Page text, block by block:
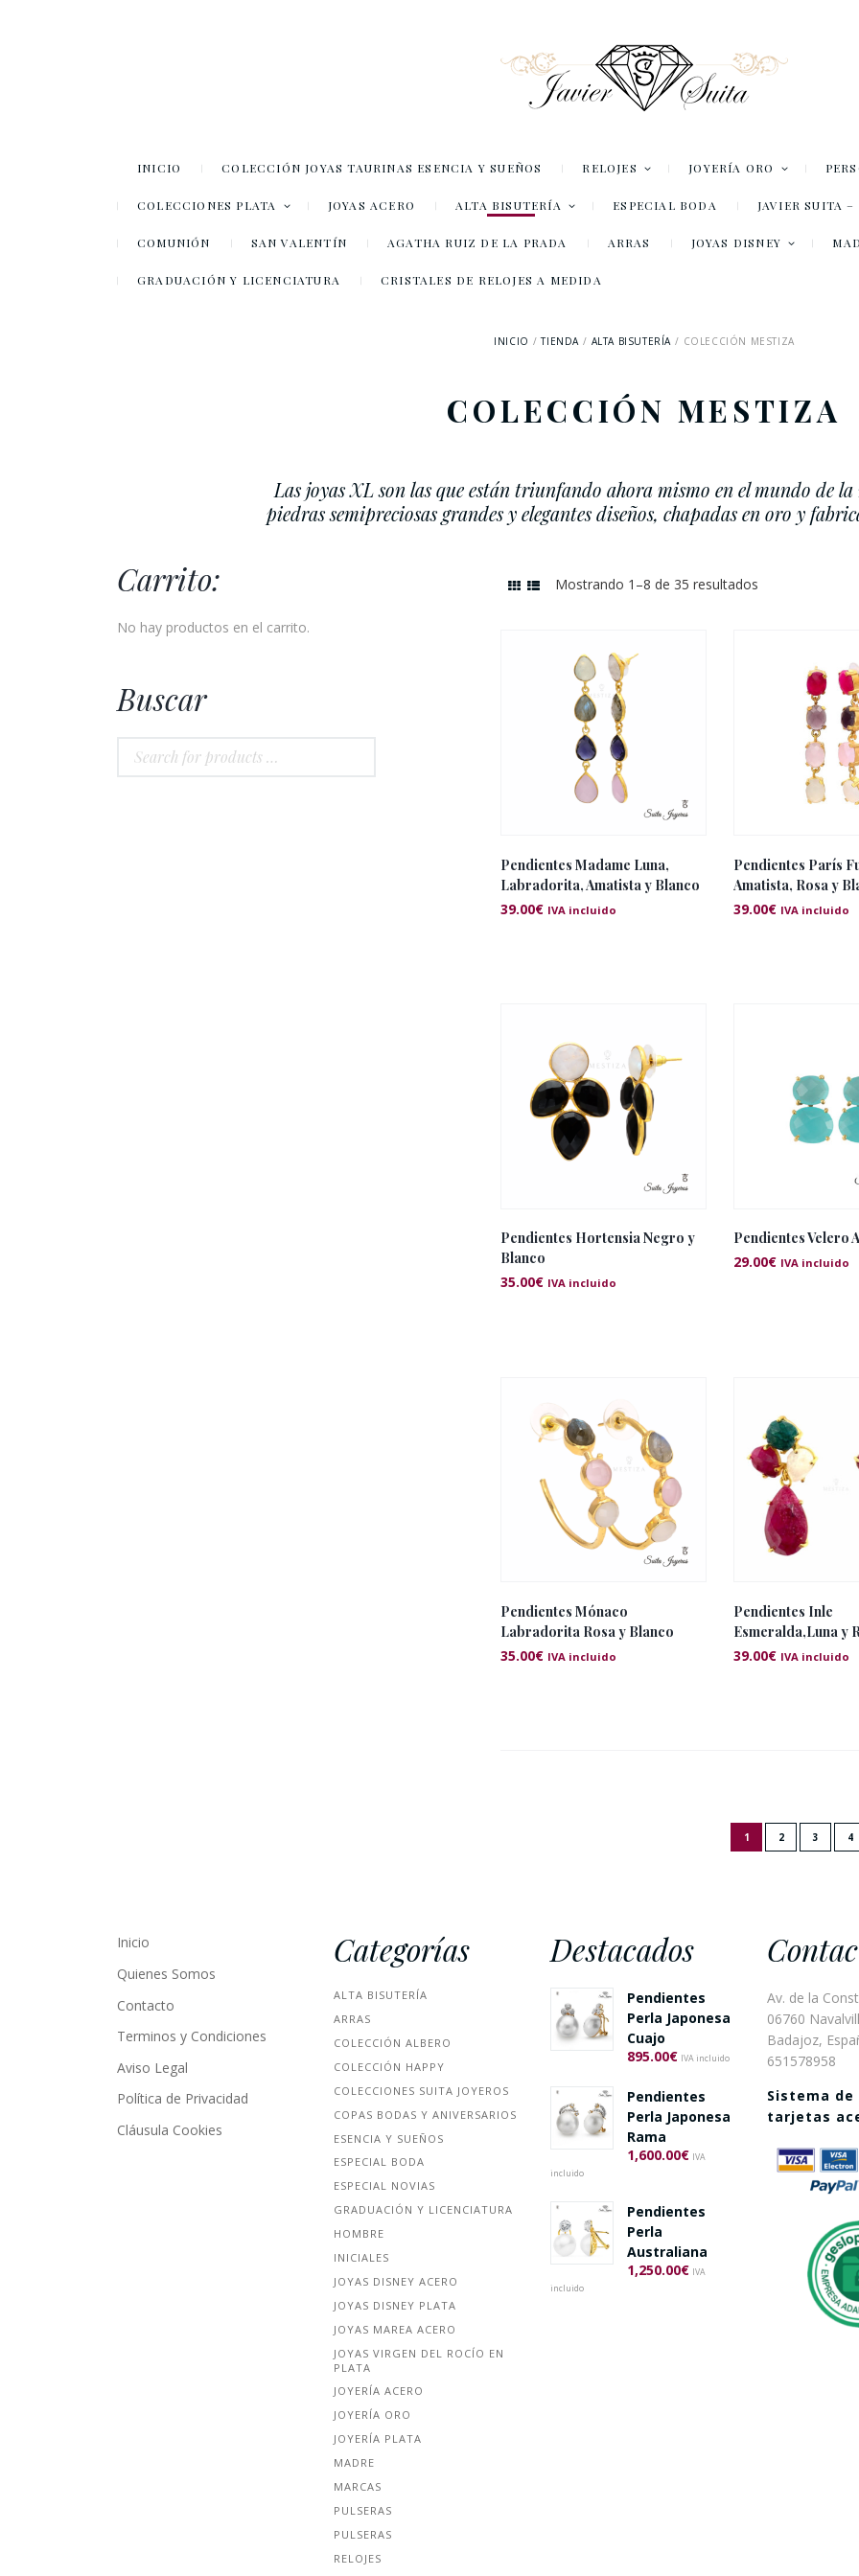
INICIO COLECCIÓN JOYAS TAURINAS ESENCIA Y SUEÑOS RELOJES JOYERÍA ORO
COLECCIONES PLATA JOYAS ACERO ALTA BISUTERÍA ESPECIAL BODA JAVIER SUITA
COMUNIÓN SAN VALENTÍN AGATHA RUIZ DE LA PRADA ARRAS JOYAS DISNEY
GRADUACIÓN Y LICENCIATURA CRISTALES DE RELOJES A MEDIDA
INICIO TIENDA ALTA BISUTERÍA COLECCIÓN MESTIZA
COLECCIÓN MESTIZA
Las joyas XL son las que están triunfando ahora mismo en el mundo de
piedras semipreciosas grandes y elegantes diseños, chapadas en oro y
Mostrando 1–8 de 35 resultados
Pendientes Madame Luna,
Labradorita, Amatista y Blanco
39.00€ IVA incluido
Pendientes París
Amatista, Rosa y
39.00€ IVA incluido
Pendientes Hortensia Negro y
Blanco
35.00€ IVA incluido
Pendientes Velero
29.00€ IVA incluido
Pendientes Mónaco
Labradorita Rosa y Blanco
35.00€ IVA incluido
Pendientes Inle
Esmeralda,Luna y
39.00€ IVA incluido
1 2 3 4
Carrito:
No hay productos en el carrito.
Buscar
Inicio
Quienes Somos
Contacto
Terminos y Condiciones
Aviso Legal
Política de Privacidad
Cláusula Cookies
Categorías
ALTA BISUTERÍA
ARRAS
COLECCIÓN ALBERO
COLECCIÓN HAPPY
COLECCIONES SUITA JOYEROS
COPAS BODAS Y ANIVERSARIOS
ESENCIA Y SUEÑOS
ESPECIAL BODA
ESPECIAL NOVIAS
GRADUACIÓN Y LICENCIATURA
HOMBRE
INICIALES
JOYAS DISNEY ACERO
JOYAS DISNEY PLATA
JOYAS MAREA ACERO
JOYAS VIRGEN DEL ROCÍO EN
PLATA
JOYERÍA ACERO
JOYERÍA ORO
JOYERÍA PLATA
MADRE
MARCAS
PULSERAS
PULSERAS
RELOJES
Destacados
Pendientes
Perla Japonesa
Cuajo
895.00€ IVA incluido
Pendientes
Perla Japonesa
Rama
1,600.00€ IVA
incluido
Pendientes
Perla
Australiana
1,250.00€ IVA
incluido
Av. de la
06760
Badajoz,
651578958
Sistema de
tarjetas